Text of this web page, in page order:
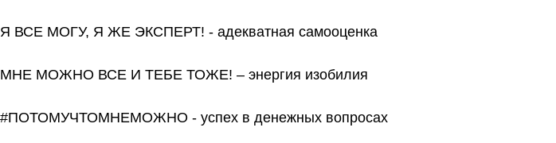
Я ВСЕ МОГУ, Я ЖЕ ЭКСПЕРТ! - адекватная самооценка
МНЕ МОЖНО ВСЕ И ТЕБЕ ТОЖЕ! – энергия изобилия
#ПОТОМУЧТОМНЕМОЖНО - успех в денежных вопросах